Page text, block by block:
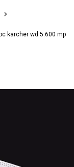
karcher wd 5.600 mp